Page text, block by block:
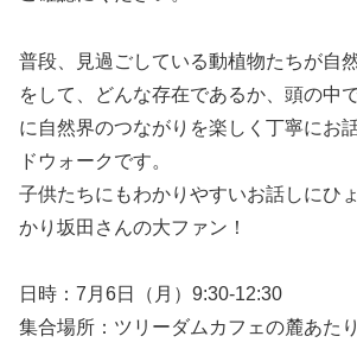
普段、見過ごしている動植物たちが自
をして、どんな存在であるか、頭の中
に自然界のつながりを楽しく丁寧にお
ドウォークです。
子供たちにもわかりやすいお話しにひ
かり坂田さんの大ファン！
日時：7月6日（月）9:30-12:30
集合場所：ツリーダムカフェの麓あたり